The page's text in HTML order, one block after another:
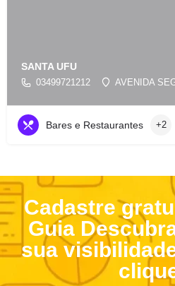
SANTA UFU
03499721212 AVENIDA
Bares e Restaurantes +2
Cadastre
Guia
sua